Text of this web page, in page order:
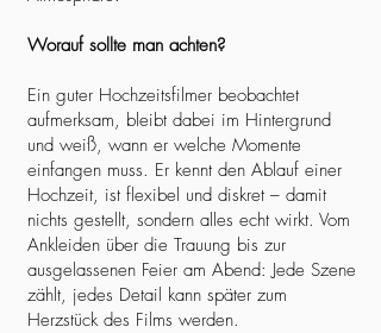
Worauf sollte man achten?
Ein guter Hochzeitsfilmer beobachtet
aufmerksam, bleibt dabei im Hintergrund
und weiß, wann er welche Momente
einfangen muss. Er kennt den Ablauf einer
Hochzeit, ist flexibel und diskret – damit
nichts gestellt, sondern alles echt wirkt. Vom
Ankleiden über die Trauung bis zur
ausgelassenen Feier am Abend: Jede Szene
zählt, jedes Detail kann später zum
Herzstück des Films werden.